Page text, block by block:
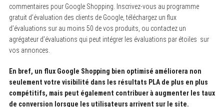
commentaires pour Google Shopping. Inscrivez-vous au programme
gratuit d’évaluation des clients de Google, téléchargez un flux
d’évaluations sur au moins 50 de vos produits, ou contactez un
agrégateur d’évaluations qui peut intégrer les évaluations par étoiles sur
vos annonces.
En bref, un flux Google Shopping bien optimisé améliorera non
seulement votre visibilité dans les résultats PLA de plus en plus
compétitifs, mais peut également contribuer à augmenter les taux
de conversion lorsque les utilisateurs arrivent sur le site.